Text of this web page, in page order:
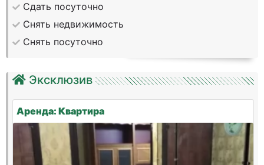
Сдать посуточно
Снять недвижимость
Снять посуточно
Эксклюзив
Аренда: Квартира